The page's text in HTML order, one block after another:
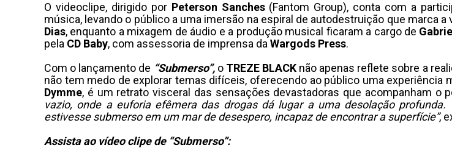
O videoclipe, dirigido por Peterson Sanches(Fantom Group), conta com a
música, levando o público a uma imersão na espiral de autodestruição que marca
Dias, enquanto a mixagem de áudio e a produção musical ficaram a cargo de
pela CD Baby, com assessoria de imprensa da Wargods Press.
Com o lançamento de “Submerso”,o TREZE BLACKnão apenas reflete sobre a
não tem medo de explorar temas difíceis, oferecendo ao público uma experiência
Dymme, é um retrato visceral das sensações devastadoras que acompanham o
vazio, onde a euforia efêmera das drogas dá lugar a uma desolação
estivesse submerso em um mar de desespero, incapaz de encontrar a superfície”,
Assista ao vídeo clipe de “Submerso”: